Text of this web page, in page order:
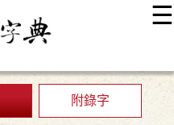
☰
EN
附錄字